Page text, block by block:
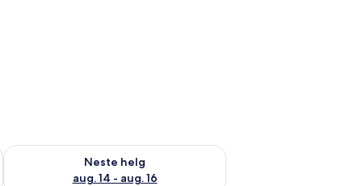
7 - aug. 9
Neste helg
aug. 14 - aug. 16
Sjekk tilgjengelighet for neste helg, aug. 14 - aug. 16